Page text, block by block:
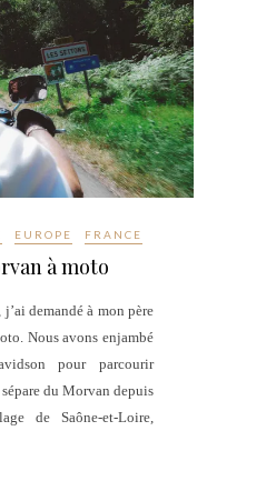
EUROPE FRANCE
à moto
j’ai demandé à mon père
Nous avons enjambé
pour parcourir
du Morvan depuis
de Saône-et-Loire,